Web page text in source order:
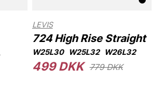
LEVIS
724 High Rise Straight
W25L30 W25L32 W26L32
499 DKK 779 DKK